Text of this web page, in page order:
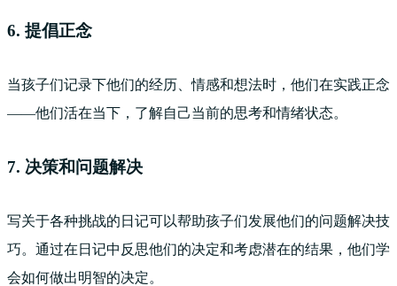
6. 提倡正念
当孩子们记录下他们的经历、情感和想法时，他们在实践正念
——他们活在当下，了解自己当前的思考和情绪状态。
7. 决策和问题解决
写关于各种挑战的日记可以帮助孩子们发展他们的问题解决技
巧。通过在日记中反思他们的决定和考虑潜在的结果，他们学
会如何做出明智的决定。